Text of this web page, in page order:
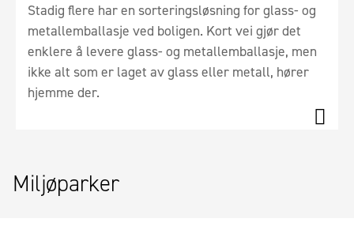
Stadig flere har en sorteringsløsning for glass- og
metallemballasje ved boligen. Kort vei gjør det
enklere å levere glass- og metallemballasje, men
ikke alt som er laget av glass eller metall, hører
hjemme der.
Miljøparker